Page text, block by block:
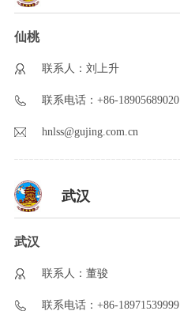
仙桃
联系人：刘上升
联系电话：+86-18905689020
hnlss@gujing.com.cn
武汉
武汉
联系人：董骏
联系电话：+86-18971539999